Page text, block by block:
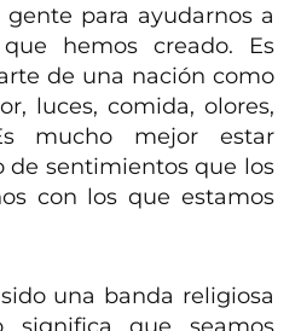
para ayudarnos a
hemos creado. Es
de una nación como
luces, comida, olores,
mucho mejor estar
de sentimientos que los
con los que estamos
una banda religiosa